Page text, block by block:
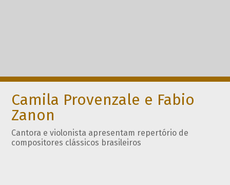
Camila Provenzale e Fabio
Zanon
Cantora e violonista apresentam repertório de
compositores clássicos brasileiros